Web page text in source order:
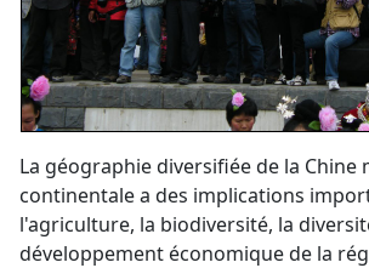
La géographie diversifiée de la Chine
continentale a des implications
l'agriculture, la biodiversité, la
développement économique de la